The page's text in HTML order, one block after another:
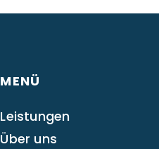
MENÜ
Leistungen
Über uns